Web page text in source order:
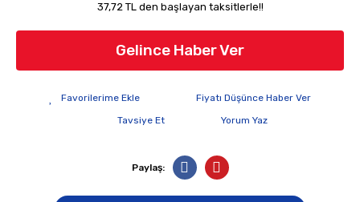
37,72 TL den başlayan taksitlerle!!
Gelince Haber Ver
Fiyatı Düşünce Haber Ver
Tavsiye Et
Yorum Yaz
Paylaş: